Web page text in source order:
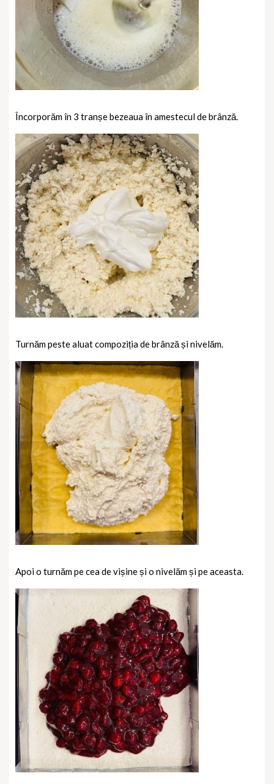
Încorporăm în 3 tranșe bezeaua în amestecul de brânză.
Turnăm peste aluat compoziția de brânză și nivelăm.
Apoi o turnăm pe cea de vișine și o nivelăm și pe aceasta.